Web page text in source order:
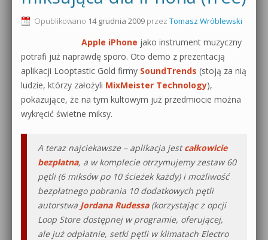
Produkcja muzyczna od podstaw
Sylenth1 od podstaw
Sound Forge od podstaw
Dubstep z syntezatorem Massive
Kontakt 5 Kompendium
Pakiety
0dB.pl - informacje
Materiały dla mediów
Archiwum aktualności
Regulamin
Działanie sklepu internetowego
Wyszukiwanie
Opublikowano 14 grudnia 2009 przez Tomasz Wróblewski
Apple iPhone jako instrument muzyczny
potrafi już naprawdę sporo. Oto demo z prezentacją
aplikacji Looptastic Gold firmy SoundTrends (stoją za nią
ludzie, którzy założyli MixMeister Technology),
pokazujące, że na tym kultowym już przedmiocie można
wykręcić świetne miksy.
A teraz najciekawsze – aplikacja jestcałkowicie
bezpłatna, a w komplecie otrzymujemy zestaw 60
pętli (6 miksów po 10 ścieżek każdy) i możliwość
bezpłatnego pobrania 10 dodatkowych pętli
autorstwa Jordana Rudessa(korzystając z opcji
Loop Store dostępnej w programie, oferującej,
ale już odpłatnie, setki pętli w klimatach Electro